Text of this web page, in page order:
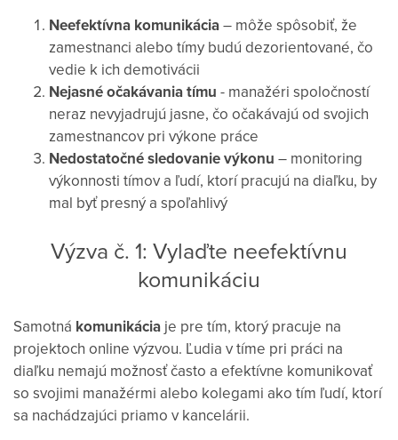
Neefektívna komunikácia– môže spôsobiť, že
zamestnanci alebo tímy budú dezorientované, čo
vedie k ich demotivácii
Nejasné očakávania tímu - manažéri spoločností
neraz nevyjadrujú jasne, čo očakávajú od svojich
zamestnancov pri výkone práce
Nedostatočné sledovanie výkonu – monitoring
výkonnosti tímov a ľudí, ktorí pracujú na diaľku, by
mal byť presný a spoľahlivý
Výzva č. 1: Vylaďte neefektívnu
komunikáciu
Samotná komunikácia je pre tím, ktorý pracuje na
projektoch online výzvou. Ľudia v tíme pri práci na
diaľku nemajú možnosť často a efektívne komunikovať
so svojimi manažérmi alebo kolegami ako tím ľudí, ktorí
sa nachádzajúci priamo v kancelárii.